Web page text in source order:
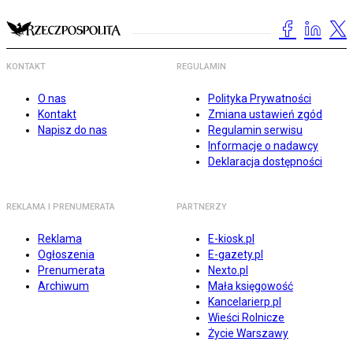
KONTAKT
O nas
Kontakt
Napisz do nas
REGULAMIN
Polityka Prywatności
Zmiana ustawień zgód
Regulamin serwisu
Informacje o nadawcy
Deklaracja dostępności
REKLAMA I PRENUMERATA
Reklama
Ogłoszenia
Prenumerata
Archiwum
PARTNERZY
E-kiosk.pl
E-gazety.pl
Nexto.pl
Mała księgowość
Kancelarierp.pl
Wieści Rolnicze
Życie Warszawy